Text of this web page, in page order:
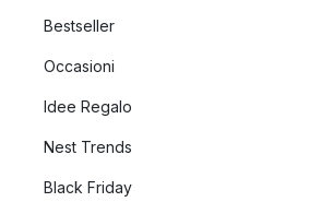
Bestseller
Occasioni
Idee Regalo
Nest Trends
Black Friday